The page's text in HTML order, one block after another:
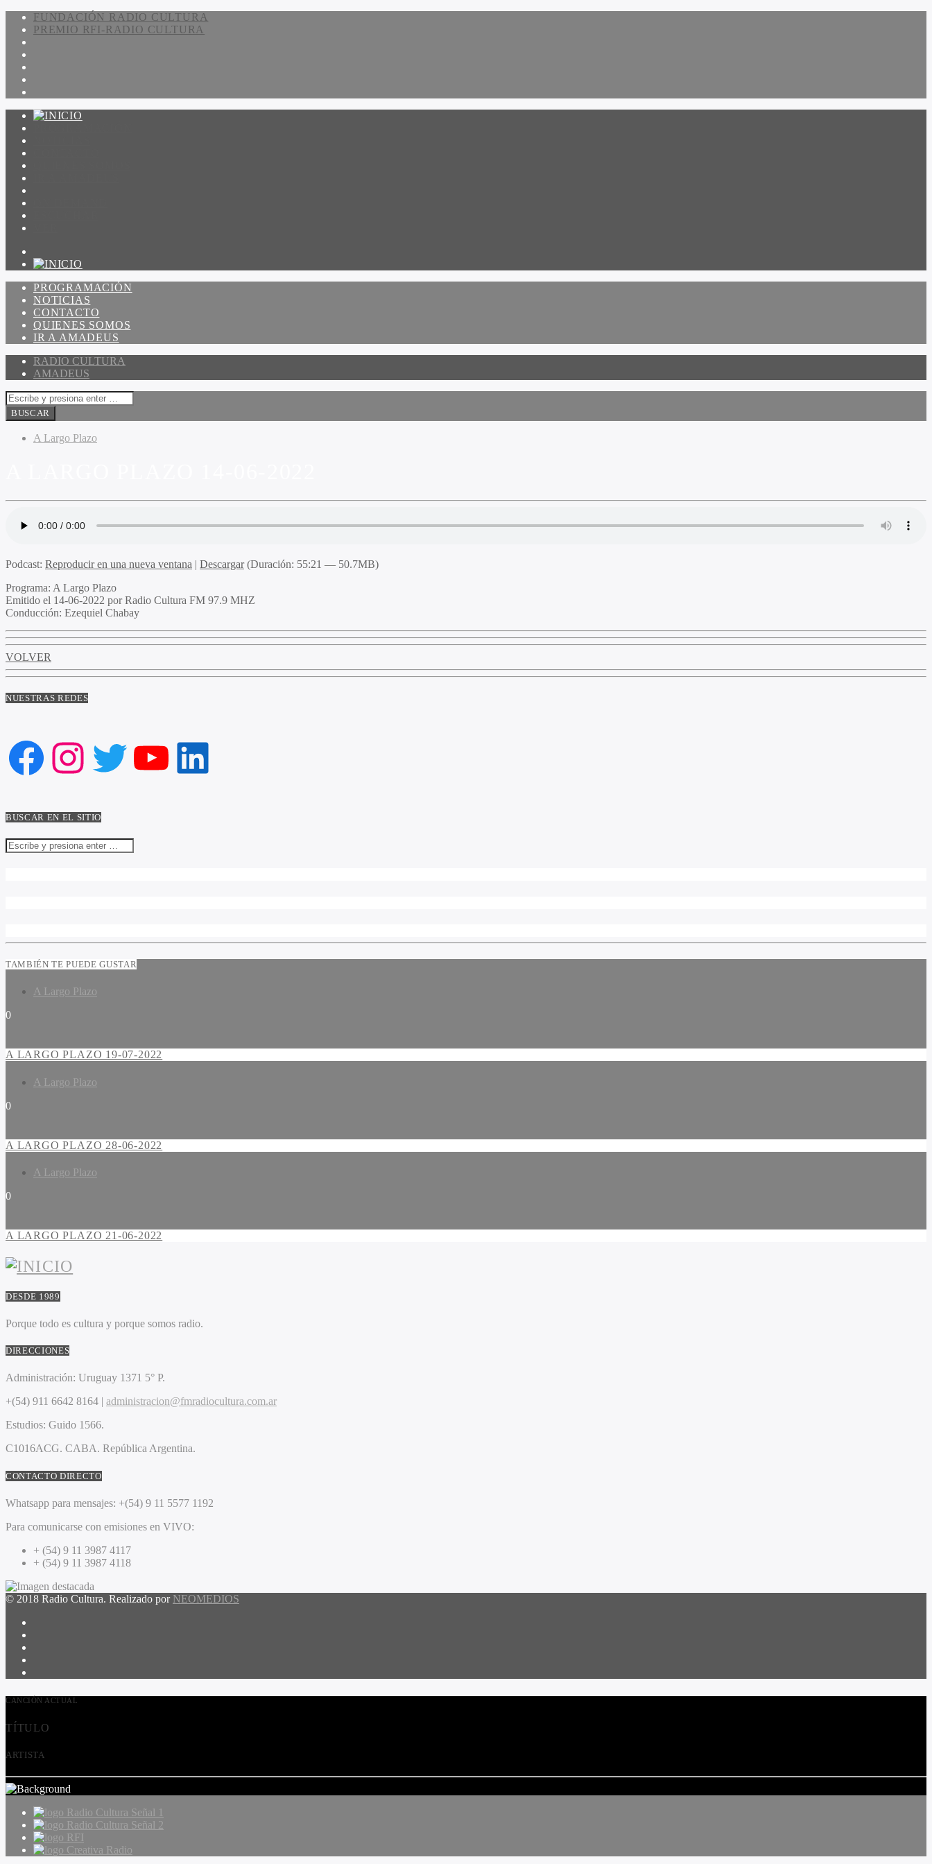
FUNDACIÓN RADIO CULTURA
PREMIO RFI-RADIO CULTURA
PROGRAMACIÓN
NOTICIAS
CONTACTO
QUIENES SOMOS
IR A AMADEUS
RADIO CULTURA
AMADEUS
A Largo Plazo
Podcast: Reproducir en una nueva ventana | Descargar(Duración: 55:21 — 50.7MB)
Programa: A Largo Plazo
Emitido el 14-06-2022 por Radio Cultura FM 97.9 MHZ
Conducción: Ezequiel Chabay
VOLVER
NUESTRAS REDES
Facebook
Instagram
Twitter
YouTube
LinkedIn
BUSCAR EN EL SITIO
TAMBIÉN TE PUEDE GUSTAR
A Largo Plazo
0
A LARGO PLAZO 19-07-2022
A Largo Plazo
0
A LARGO PLAZO 28-06-2022
A Largo Plazo
0
A LARGO PLAZO 21-06-2022
DESDE 1989
Porque todo es cultura y porque somos radio.
DIRECCIONES
Administración: Uruguay 1371 5° P.
+(54) 911 6642 8164 | administracion@fmradiocultura.com.ar
Estudios: Guido 1566.
C1016ACG. CABA. República Argentina.
CONTACTO DIRECTO
Whatsapp para mensajes: +(54) 9 11 5577 1192
Para comunicarse con emisiones en VIVO:
+ (54) 9 11 3987 4117
+ (54) 9 11 3987 4118
© 2018 Radio Cultura. Realizado por NEOMEDIOS
CANCIÓN ACTUAL
TÍTULO
ARTISTA
Radio Cultura Señal 1
Radio Cultura Señal 2
RFI
Creativa Radio